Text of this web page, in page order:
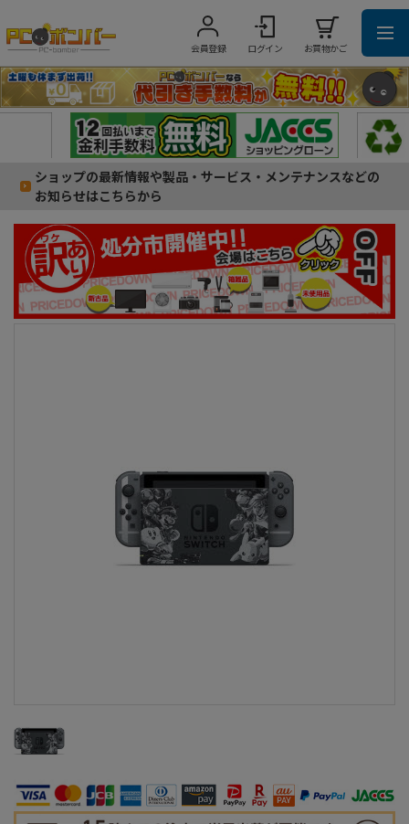
会員登録 ログイン お買物かご
ショップの最新情報や製品・サービス・メンテナンスなどの
お知らせはこちらから